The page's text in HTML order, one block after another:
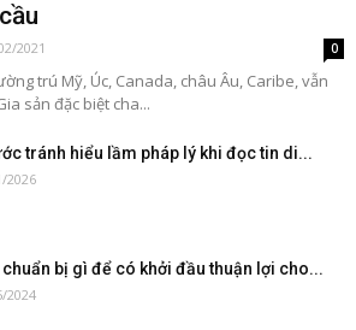
2021 0
trú Mỹ, Úc, Canada, châu Âu, Caribe, vẫn
sản đặc biệt cha...
tránh hiểu lầm pháp lý khi đọc tin di...
2026
chuẩn bị gì để có khởi đầu thuận lợi cho...
2024